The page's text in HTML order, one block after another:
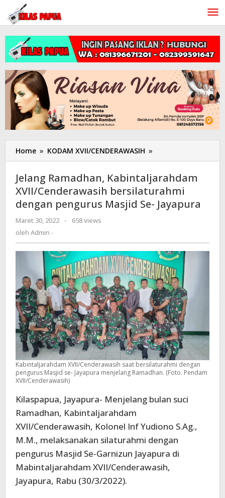
Lewati
konten
Home » KODAM XVII/CENDERAWASIH »
Ramadhan,
Kabintaljarahdam
XVII/Cenderawasih
bersilaturahmi
dengan
Jayapura
Jelang Ramadhan, Kabintaljarahdam
XVII/Cenderawasih bersilaturahmi
dengan pengurus Masjid Se- Jayapura
Maret 30, 2022
oleh
-
658 views
oleh Admin -
Kabintaljarahdam XVII/Cenderawasih saat bersilaturahmi dengan
pengurus Masjid se- Jayapura menjelang Ramadhan. (Foto. Pendam
XVII/Cenderawasih)
Kilaspapua, Jayapura- Menjelang bulan suci
Ramadhan, Kabintaljarahdam
XVII/Cenderawasih, Kolonel Inf Yudiono S.Ag.,
M.M., melaksanakan silaturahmi dengan
pengurus Masjid Se-Garnizun Jayapura di
Mabintaljarahdam XVII/Cenderawasih,
Jayapura, Rabu (30/3/2022).